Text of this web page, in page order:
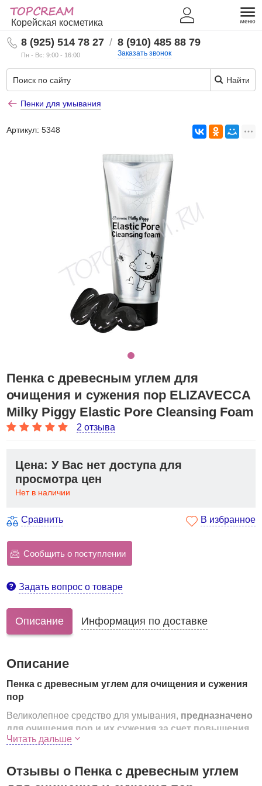
Корейская косметика
8 (925) 514 78 27
Пн - Вс: 9:00 - 16:00
/ 8 (910) 485 88 79
Заказать звонок
Найти
Пенки для умывания
Артикул:5348
Пенка с древесным углем для
очищения и сужения пор ELIZAVECCA
Milky Piggy Elastic Pore Cleansing Foam
2 отзыва
Цена: У Вас нет доступа для
просмотра цен
Нет в наличии
Сравнить В избранное
Сообщить о поступлении
Задать вопрос о товаре
Описание Информация по доставке
Описание
Пенка с древесным углем для очищения и сужения
пор
Великолепное средство для умывания, предназначено
для очищения пор и их сужения за счет повышения
эластичности кожи
Также может использоваться в качестве очищающей
Читать дальше
Отзывы о Пенка с древесным углем